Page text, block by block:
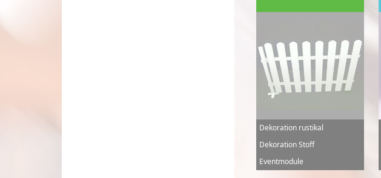
Dekoration rustikal
Dekoration Stoff
Eventmodule